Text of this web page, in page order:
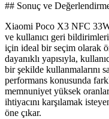
## Sonuç ve
Xiaomi Poco X3 NFC
ve kullanıcı geri
için ideal bir seçim olarak
dayanıklı yapısıyla,
bir şekilde kullanmalarını
performans konusunda
memnuniyet yüksek
ihtiyacını karşılamak
öne çıkar.